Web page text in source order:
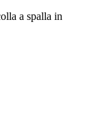
a spalla in